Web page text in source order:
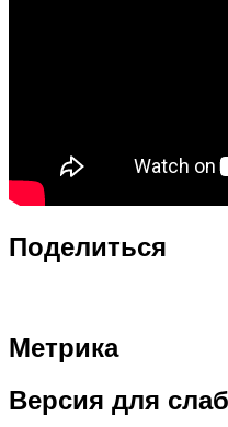
Поделиться
Метрика
Версия для